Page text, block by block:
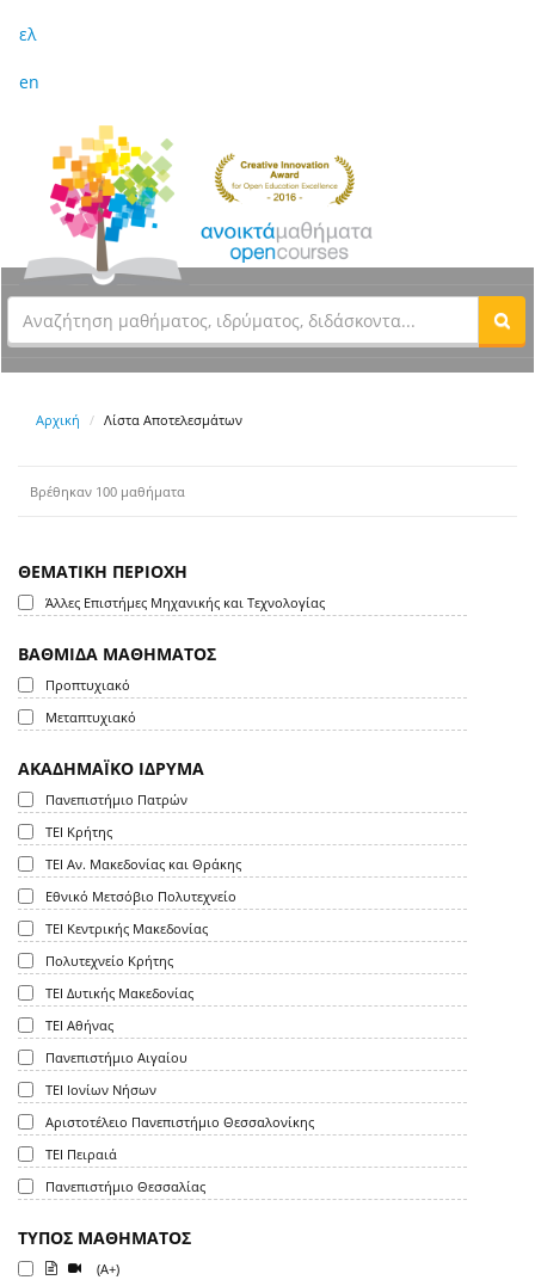
ελ
en
Αρχική Λίστα Αποτελεσμάτων
Βρέθηκαν 100 μαθήματα
ΘΕΜΑΤΙΚΗ ΠΕΡΙΟΧΗ
Άλλες Επιστήμες Μηχανικής και Τεχνολογίας
ΒΑΘΜΙΔΑ ΜΑΘΗΜΑΤΟΣ
Προπτυχιακό
Μεταπτυχιακό
ΑΚΑΔΗΜΑΪΚΟ ΙΔΡΥΜΑ
Πανεπιστήμιο Πατρών
ΤΕΙ Κρήτης
ΤΕΙ Αν. Μακεδονίας και Θράκης
Εθνικό Μετσόβιο Πολυτεχνείο
ΤΕΙ Κεντρικής Μακεδονίας
Πολυτεχνείο Κρήτης
ΤΕΙ Δυτικής Μακεδονίας
ΤΕΙ Αθήνας
Πανεπιστήμιο Αιγαίου
ΤΕΙ Ιονίων Νήσων
Αριστοτέλειο Πανεπιστήμιο Θεσσαλονίκης
ΤΕΙ Πειραιά
Πανεπιστήμιο Θεσσαλίας
ΤΥΠΟΣ ΜΑΘΗΜΑΤΟΣ
(A+)